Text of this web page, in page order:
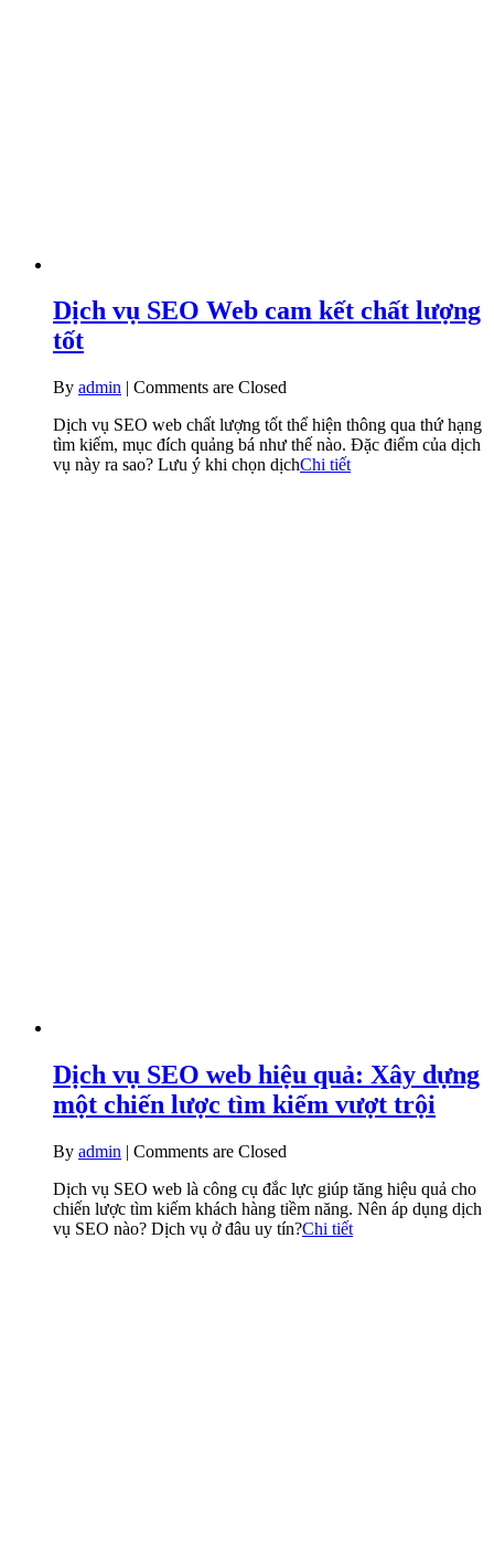
Dịch vụ SEO Web cam kết chất lượng
tốt
By admin | Comments are Closed
Dịch vụ SEO web chất lượng tốt thể hiện thông qua thứ hạng
tìm kiếm, mục đích quảng bá như thế nào. Đặc điểm của dịch
vụ này ra sao? Lưu ý khi chọn dịchChi tiết
Dịch vụ SEO web hiệu quả: Xây dựng
một chiến lược tìm kiếm vượt trội
By admin | Comments are Closed
Dịch vụ SEO web là công cụ đắc lực giúp tăng hiệu quả cho
chiến lược tìm kiếm khách hàng tiềm năng. Nên áp dụng dịch
vụ SEO nào? Dịch vụ ở đâu uy tín?Chi tiết